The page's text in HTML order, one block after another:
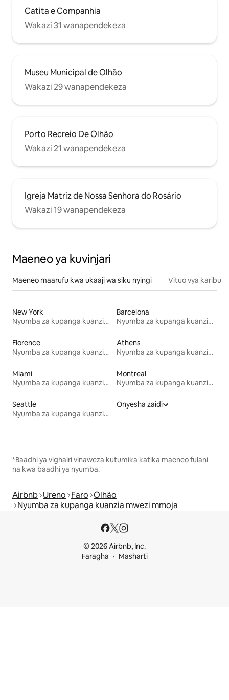
Catita e Companhia
Wakazi 31 wanapendekeza
Museu Municipal de Olhão
Wakazi 29 wanapendekeza
Porto Recreio De Olhão
Wakazi 21 wanapendekeza
Igreja Matriz de Nossa Senhora do Rosário
Wakazi 19 wanapendekeza
Maeneo ya kuvinjari
Maeneo maarufu kwa ukaaji wa siku nyingi Vituo vya karibu
New York
Nyumba za kupanga kuanzia mwezi mmoja
Barcelona
Nyumba za kupanga kuanzia mwezi mmoja
Florence
Nyumba za kupanga kuanzia mwezi mmoja
Athens
Nyumba za kupanga kuanzia mwezi mmoja
Miami
Nyumba za kupanga kuanzia mwezi mmoja
Montreal
Nyumba za kupanga kuanzia mwezi mmoja
Seattle
Nyumba za kupanga kuanzia mwezi mmoja
Onyesha zaidi
*Baadhi ya vighairi vinaweza kutumika katika maeneo fulani
na kwa baadhi ya nyumba.
Airbnb Ureno Faro Olhão
Nyumba za kupanga kuanzia mwezi mmoja
© 2026 Airbnb, Inc.
Faragha
Masharti